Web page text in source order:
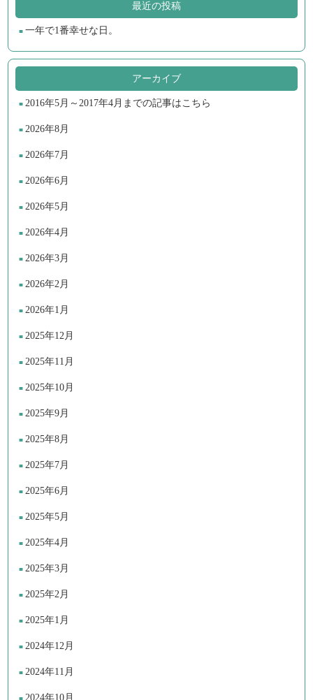
最近の投稿
一年で1番幸せな日。
アーカイブ
2016年5月～2017年4月までの記事はこちら
2026年8月
2026年7月
2026年6月
2026年5月
2026年4月
2026年3月
2026年2月
2026年1月
2025年12月
2025年11月
2025年10月
2025年9月
2025年8月
2025年7月
2025年6月
2025年5月
2025年4月
2025年3月
2025年2月
2025年1月
2024年12月
2024年11月
2024年10月